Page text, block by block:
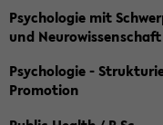
Psychologie mit
und
Psychologie -
Promotion